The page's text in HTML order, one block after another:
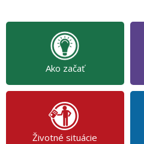
Ako začať
Životné situácie